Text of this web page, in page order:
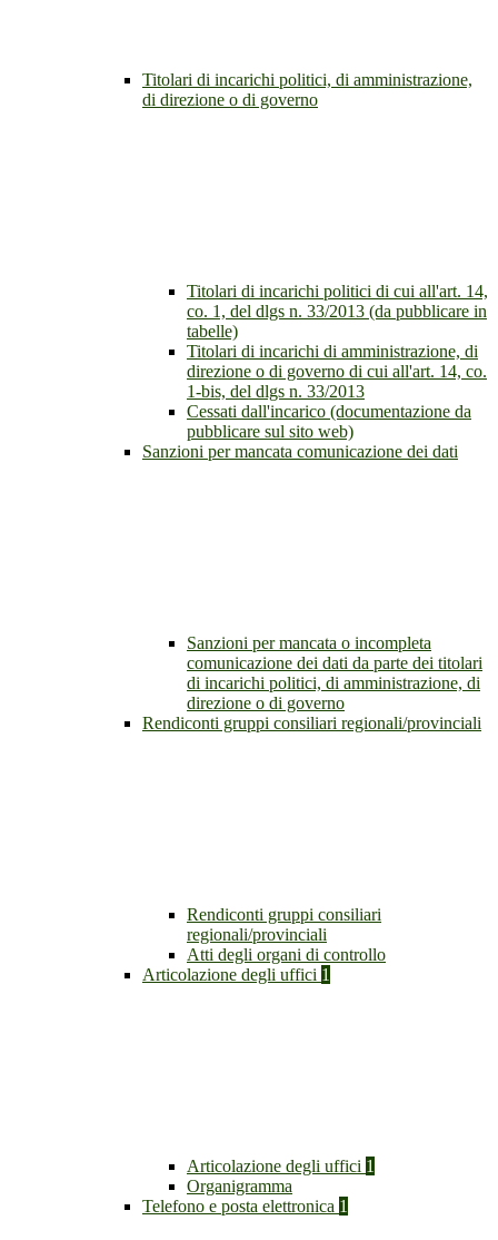
Titolari di incarichi politici, di amministrazione,
di direzione o di governo
Titolari di incarichi politici di cui all'art. 14,
co. 1, del dlgs n. 33/2013 (da pubblicare in
tabelle)
Titolari di incarichi di amministrazione, di
direzione o di governo di cui all'art. 14, co.
1-bis, del dlgs n. 33/2013
Cessati dall'incarico (documentazione da
pubblicare sul sito web)
Sanzioni per mancata comunicazione dei dati
Sanzioni per mancata o incompleta
comunicazione dei dati da parte dei titolari
di incarichi politici, di amministrazione, di
direzione o di governo
Rendiconti gruppi consiliari regionali/provinciali
Rendiconti gruppi consiliari
regionali/provinciali
Atti degli organi di controllo
Articolazione degli uffici 1
Articolazione degli uffici 1
Organigramma
Telefono e posta elettronica 1